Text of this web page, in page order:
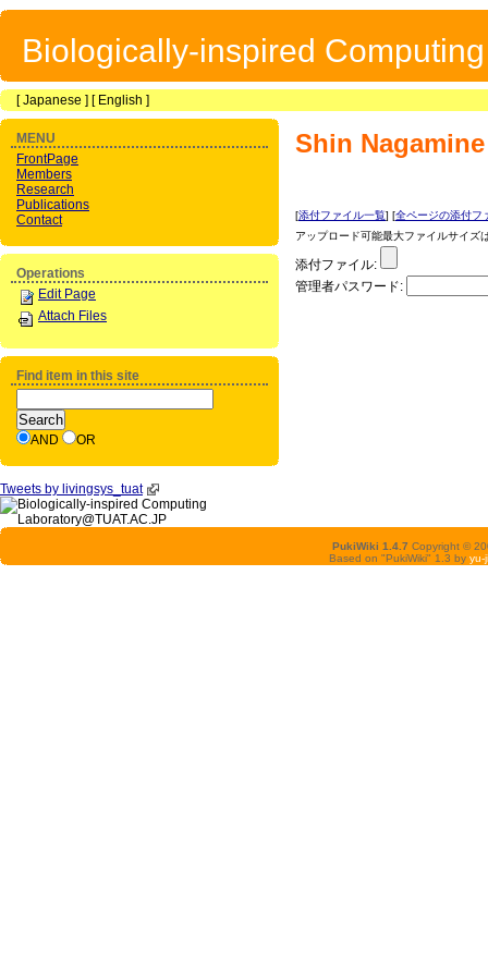
Biologically-inspired
[Japanese ] [ English ]
Shin Nagamine
[添付ファイル一覧] [全ページの添付フ
アップロード可能最大ファイルサイズ
添付ファイル:
管理者パスワード:
MENU
FrontPage
Members
Research
Publications
Contact
Operations
Edit Page
Attach Files
Find item in this site
AND OR
Tweets by livingsys_tuat
PukiWiki 1.4.7 Copyright ©
Based on "PukiWiki" 1.3 by yu-ji